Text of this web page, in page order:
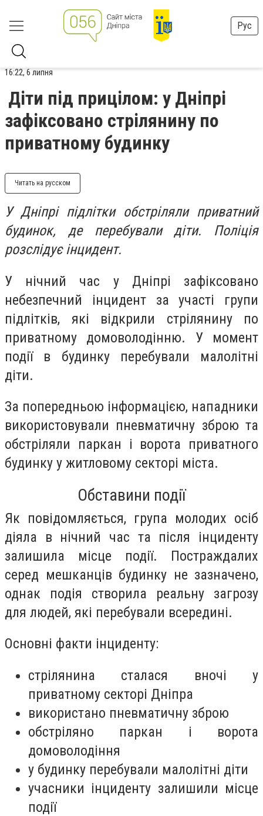
Рус
16:22, 6 липня
Діти під прицілом: у Дніпрі
зафіксовано стрілянину по
приватному будинку
Читать на русском
У Дніпрі підлітки обстріляли приватний
будинок, де перебували діти. Поліція
розслідує інцидент.
У нічний час у Дніпрі зафіксовано
небезпечний інцидент за участі групи
підлітків, які відкрили стрілянину по
приватному домоволодінню. У момент
події в будинку перебували малолітні
діти.
За попередньою інформацією, нападники
використовували пневматичну зброю та
обстріляли паркан і ворота приватного
будинку у житловому секторі міста.
Обставини події
Як повідомляється, група молодих осіб
діяла в нічний час та після інциденту
залишила місце події. Постраждалих
серед мешканців будинку не зазначено,
однак подія створила реальну загрозу
для людей, які перебували всередині.
Основні факти інциденту:
стрілянина сталася вночі у
приватному секторі Дніпра
використано пневматичну зброю
обстріляно паркан і ворота
домоволодіння
у будинку перебували малолітні діти
учасники інциденту залишили місце
події